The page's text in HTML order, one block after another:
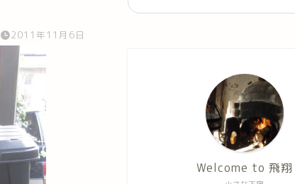
2011年11月6日
Welcome to 飛翔